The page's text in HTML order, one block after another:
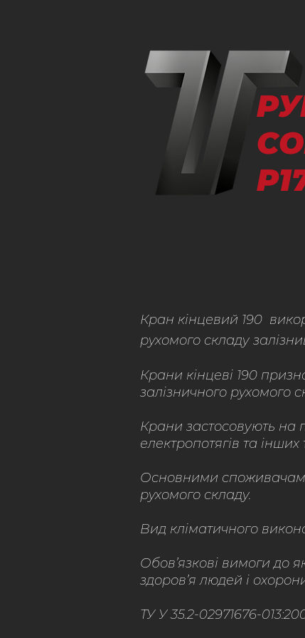
Кран кінцевий 190
рухомого складу
Крани кінцеві 190
залізничного рухомого
Крани застосовують на
електропотягів та
Основними
рухомого складу.
Вид кліматичного
Обов’язкові вимоги до
здоров’я людей і
ТУ У 35.2-02971676-